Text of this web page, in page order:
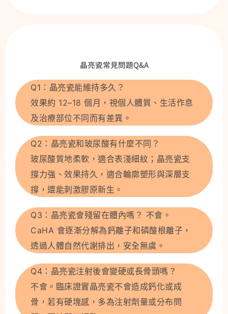
晶亮瓷常見問題Q&A
Q1：晶亮瓷能維持多久？
效果約 12–18 個月，視個人體質、生活作息
及治療部位不同而有差異。
Q2：晶亮瓷和玻尿酸有什麼不同？
玻尿酸質地柔軟，適合表淺細紋；晶亮瓷支
撐力強、效果持久，適合輪廓塑形與深層支
撐，還能刺激膠原新生。
Q3：晶亮瓷會殘留在體內嗎？ 不會。
CaHA 會逐漸分解為鈣離子和磷酸根離子，
透過人體自然代謝排出，安全無虞。
Q4：晶亮瓷注射後會變硬或長骨頭嗎？
不會。臨床證實晶亮瓷不會造成鈣化或成
骨，若有硬塊感，多為注射劑量或分布問